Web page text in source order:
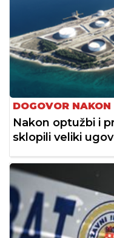
DOGOVOR
Nakon optužbi i
sklopili veliki